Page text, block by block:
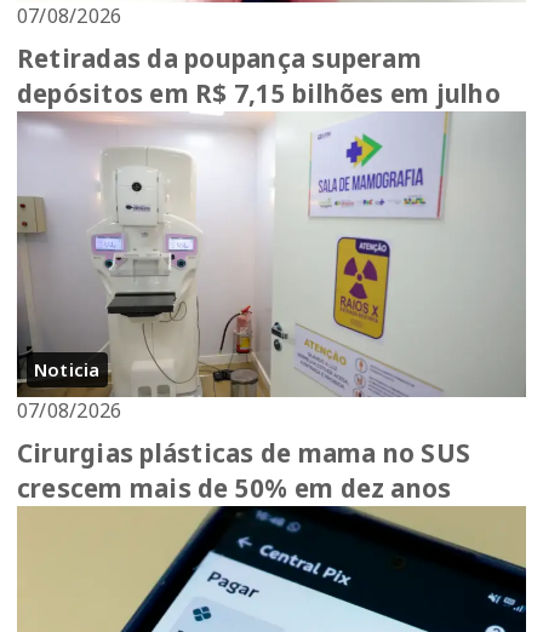
07/08/2026
Retiradas da poupança superam
depósitos em R$ 7,15 bilhões em julho
Noticia
07/08/2026
Cirurgias plásticas de mama no SUS
crescem mais de 50% em dez anos